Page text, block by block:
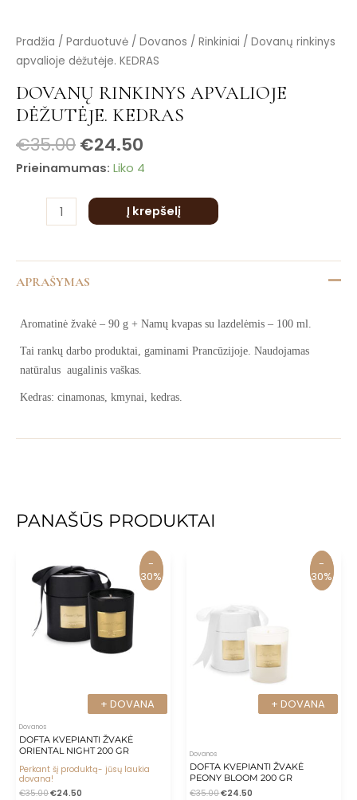
Pradžia / Parduotuvė / Dovanos / Rinkiniai / Dovanų rinkinys
apvalioje dėžutėje. KEDRAS
DOVANŲ RINKINYS APVALIOJE
DĖŽUTĖJE. KEDRAS
€35.00€24.50
Prieinamumas: Liko 4
produkto
kiekis:
rinkinys
apvalioje
dėžutėje.
Į krepšelį
APRAŠYMAS
Aromatinė žvakė – 90 g + Namų kvapas su lazdelėmis – 100 ml.
Tai rankų darbo produktai, gaminami Prancūzijoje. Naudojamas
natūralus augalinis vaškas.
Kedras: cinamonas, kmynai, kedras.
PANAŠŪS PRODUKTAI
+ DOVANA
-
30%
+ DOVANA
-
30%
Dovanos
DOFTA KVEPIANTI ŽVAKĖ
ORIENTAL NIGHT 200 GR
Perkant šį produktą- jūsų laukia
dovana!
€35.00€24.50
+ DOVANA
-
30%
+ DOVANA
-
30%
Dovanos
DOFTA KVEPIANTI ŽVAKĖ
PEONY BLOOM 200 GR
€35.00€24.50